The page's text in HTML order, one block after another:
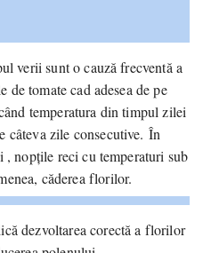
verii sunt o cauză frecventă a
de tomate cad adesea de pe
temperatura din timpul zilei
câteva zile consecutive. În
nopțile reci cu temperaturi sub
căderea florilor.
dezvoltarea corectă a florilor